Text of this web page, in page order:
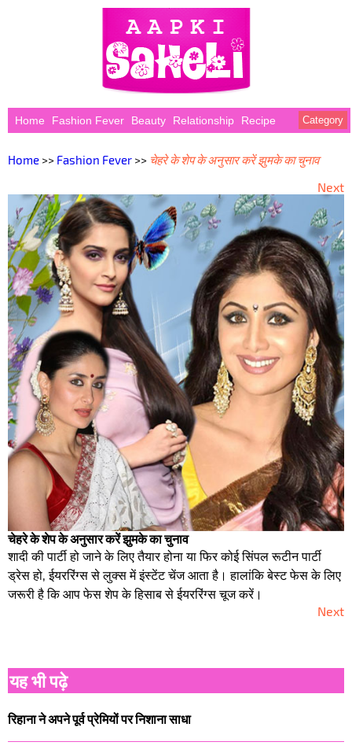
Home Fashion Fever Beauty Relationship Recipe Category
Home >> Fashion Fever >> चेहरे के शेप के अनुसार करें झुमके का चुनाव
Next
चेहरे के शेप के अनुसार करें झुमके का चुनाव
शादी की पार्टी हो जाने के लिए तैयार होना या फिर कोई सिंपल रूटीन पार्टी
ड्रेस हो, ईयररिंग्स से लुक्स में इंस्टेंट चेंज आता है। हालांकि बेस्ट फेस के लिए
जरूरी है कि आप फेस शेप के हिसाब से ईयररिंग्स चूज करें।
Next
यह भी पढ़े
रिहाना ने अपने पूर्व प्रेमियों पर निशाना साधा